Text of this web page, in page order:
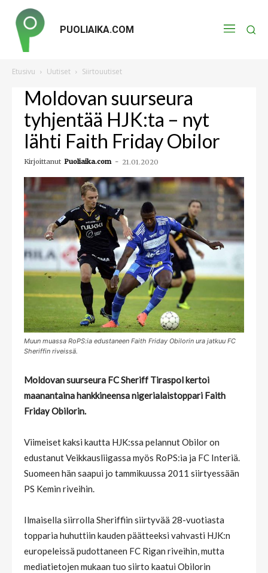
PUOLIAIKA.COM
Etusivu Uutiset Siirtouutiset
Moldovan suurseura
tyhjentää HJK:ta – nyt
lähti Faith Friday Obilor
Kirjoittanut Puoliaika.com - 21.01.2020
Muun muassa RoPS:ia edustaneen Faith Friday Obilorin ura jatkuu FC
Sheriffin riveissä.
Moldovan suurseura FC Sheriff Tiraspol kertoi
maanantaina hankkineensa nigerialaistoppari Faith
Friday Obilorin.
Viimeiset kaksi kautta HJK:ssa pelannut Obilor on
edustanut Veikkausliigassa myös RoPS:ia ja FC Interiä.
Suomeen hän saapui jo tammikuussa 2011 siirtyessään
PS Kemin riveihin.
Ilmaisella siirrolla Sheriffiin siirtyvää 28-vuotiasta
topparia huhuttiin kauden päätteeksi vahvasti HJK:n
europeleissä pudottaneen FC Rigan riveihin, mutta
mediatietojen mukaan tuo siirto kaatui Obilorin